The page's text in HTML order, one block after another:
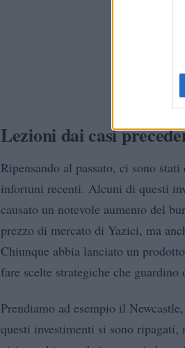
Lezioni dai casi
Ripensando al passato, ci sono
infortuni recenti. Alcuni di questi
causato un notevole aumento del
prezzo di mercato di Yazici, ma
Chiunque abbia lanciato un
fare scelte strategiche che
Prendiamo ad esempio il
questi investimenti si sono ripagati,